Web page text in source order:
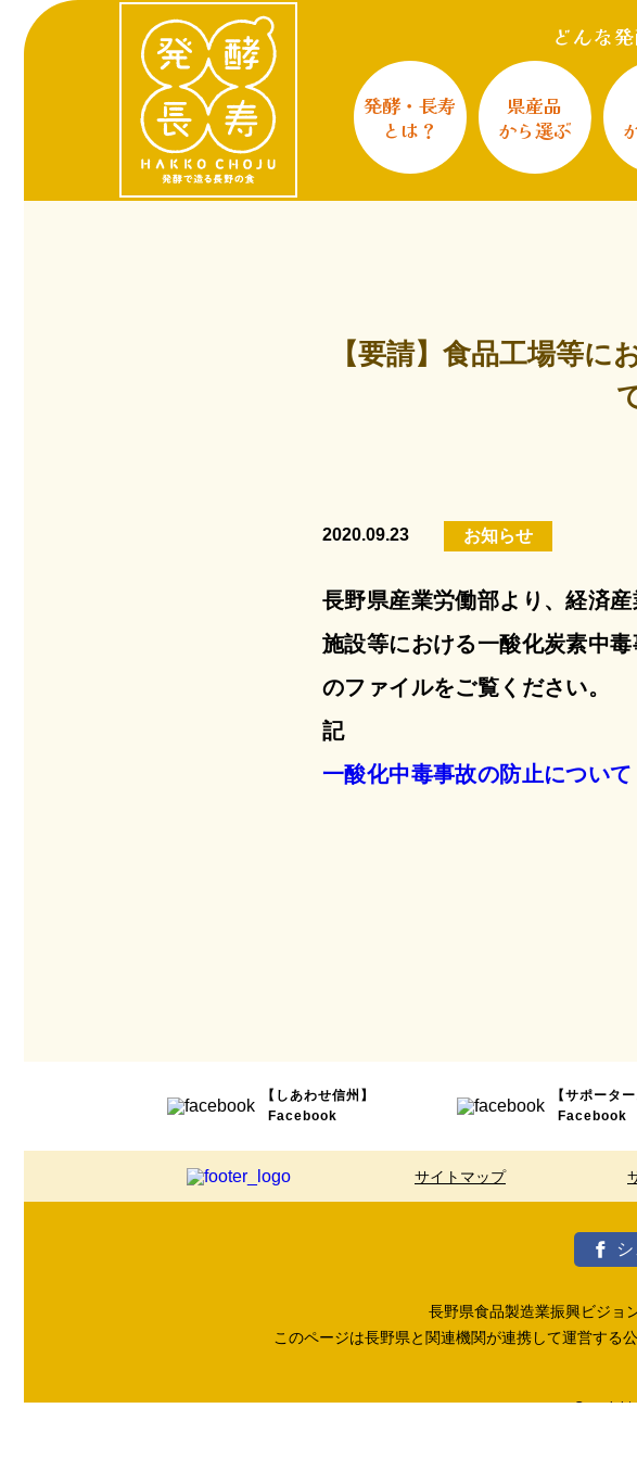
どんな
発酵・長寿
とは？
県産品
から選ぶ
【要請】食品工場等
2020.09.23 お知らせ
長野県産業労働部より、経済
施設等における一酸化炭素中
のファイルをご覧ください。
記
一酸化中毒事故の防止について
【しあわせ信州】
Facebook
【サポータ
Facebook
サイトマップ
長野県食品製造業振興ビジ
このページは長野県と関連機関が連携して運営する
Copyright